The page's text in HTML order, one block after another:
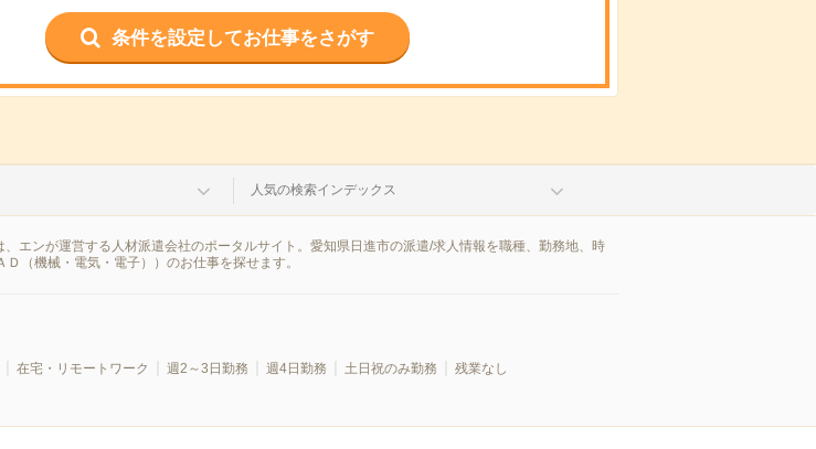
条件を設定してお仕事をさがす
人気の検索インデックス
エンが運営する人材派遣会社のポータルサイト。愛知県日進市の派遣/求人情報を職種、勤務地、時
（機械・電気・電子））のお仕事を探せます。
在宅・リモートワーク 週2～3日勤務 週4日勤務 土日祝のみ勤務
残業なし